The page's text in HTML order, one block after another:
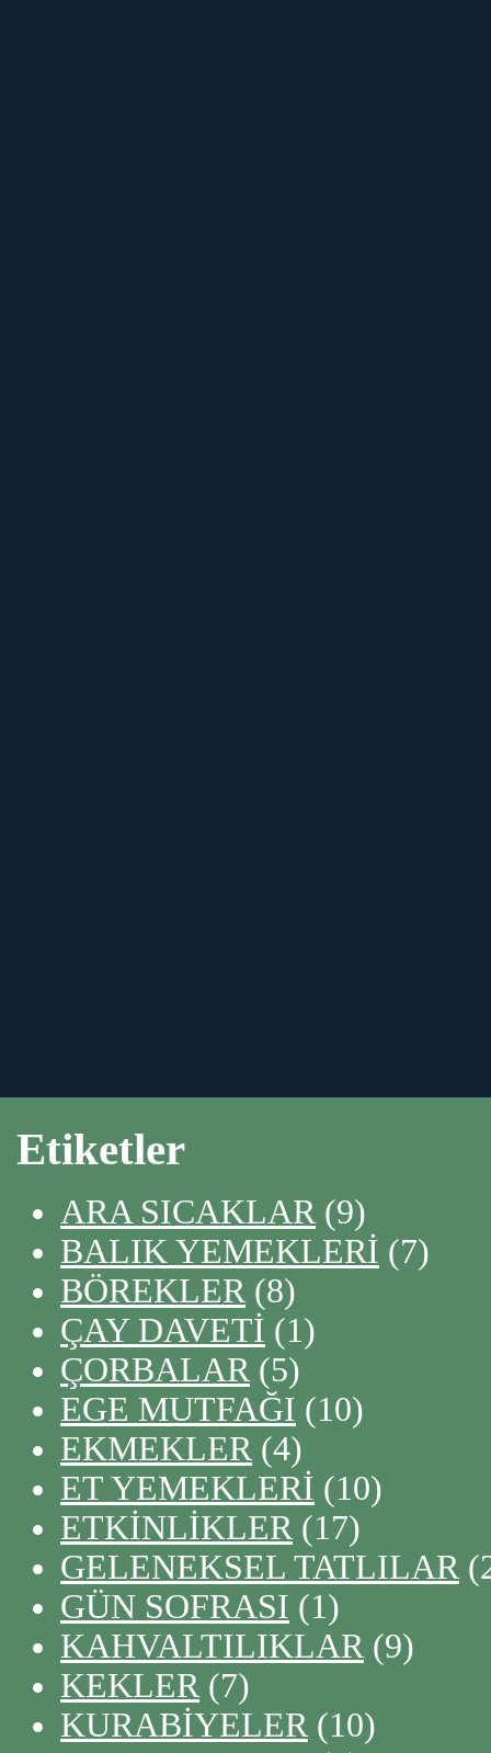
Etiketler
ARA SICAKLAR (9)
BALIK YEMEKLERİ (7)
BÖREKLER (8)
ÇAY DAVETİ (1)
ÇORBALAR (5)
EGE MUTFAĞI (10)
EKMEKLER (4)
ET YEMEKLERİ (10)
ETKİNLİKLER (17)
GELENEKSEL TATLILAR
GÜN SOFRASI (1)
KAHVALTILIKLAR (9)
KEKLER (7)
KURABİYELER (10)